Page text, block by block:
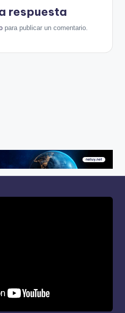
respuesta
para publicar un comentario.